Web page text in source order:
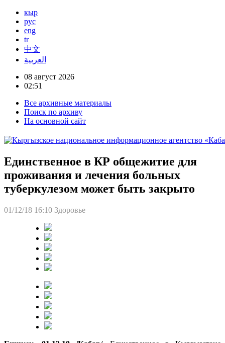
кыр
рус
eng
tr
中文
العربية
08 август 2026
02:51
Все архивные материалы
Поиск по архиву
На основной сайт
Единственное в КР общежитие для
проживания и лечения больных
туберкулезом может быть закрыто
01/12/18 16:10 Здоровье